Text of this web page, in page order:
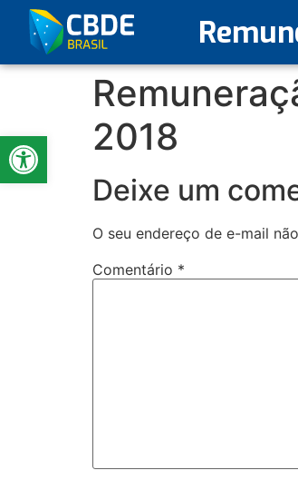
Abrir a barra de
2018
Deixe um
O seu endereço de e-mail
Comentário *